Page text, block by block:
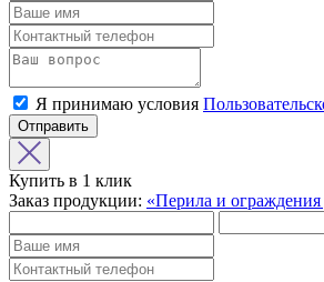
Я принимаю условия
Отправить
Купить в 1 клик
Заказ продукции: «Перила и ограждения